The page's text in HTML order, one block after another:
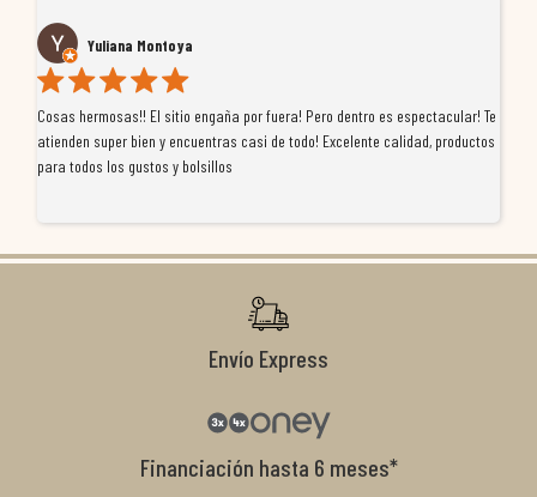
Yuliana Montoya
Cosas hermosas!! El sitio engaña por fuera! Pero dentro es espectacular! Te
atienden super bien y encuentras casi de todo! Excelente calidad, productos
para todos los gustos y bolsillos
Envío Express
Financiación hasta 6 meses*